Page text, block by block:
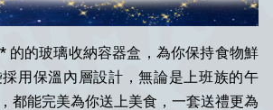
的的玻璃收納容器盒，為你保持食物鮮
用保溫內層設計，無論是上班族的午
都能完美為你送上美食，一套送禮更為